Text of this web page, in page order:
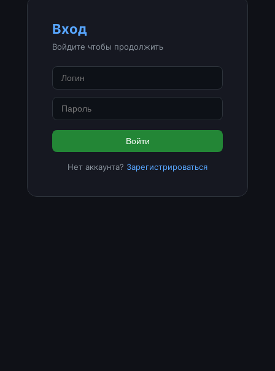
Вход
Войдите чтобы продолжить
Войти
Нет аккаунта? Зарегистрироваться